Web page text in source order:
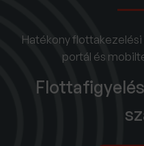
Hatékony
portál és